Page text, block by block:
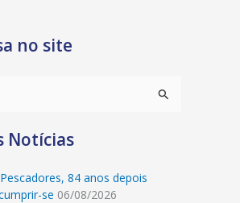
no site
Notícias
84 anos depois
se 06/08/2026